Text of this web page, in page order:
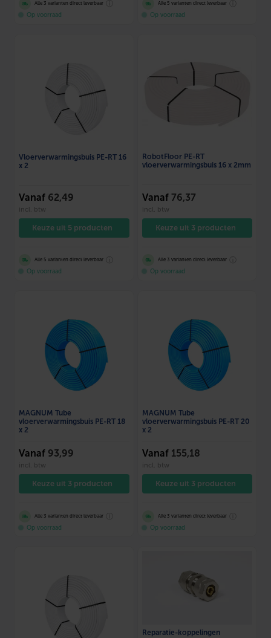
Alle 3 varianten direct leverbaar
Op voorraad
Alle 5 varianten direct leverbaar
Op voorraad
Vloerverwarmingsbuis PE-RT 16
x 2
Vanaf 62,49
incl. btw
Keuze uit 5 producten
Alle 5 varianten direct leverbaar
Op voorraad
RobotFloor PE-RT
vloerverwarmingsbuis 16 x 2mm
Vanaf 76,37
incl. btw
Keuze uit 3 producten
Alle 3 varianten direct leverbaar
Op voorraad
MAGNUM Tube
vloerverwarmingsbuis PE-RT 18
x 2
Vanaf 93,99
incl. btw
Keuze uit 3 producten
Alle 3 varianten direct leverbaar
Op voorraad
MAGNUM Tube
vloerverwarmingsbuis PE-RT 20
x 2
Vanaf 155,18
incl. btw
Keuze uit 3 producten
Alle 3 varianten direct leverbaar
Op voorraad
Reparatie-koppelingen